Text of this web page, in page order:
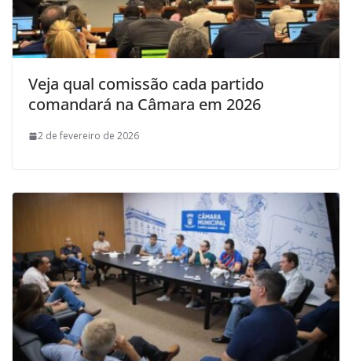
Veja qual comissão cada partido
comandará na Câmara em 2026
2 de fevereiro de 2026